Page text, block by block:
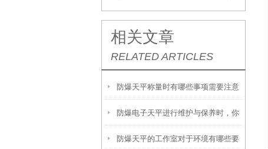
相关文章
RELATED ARTICLES
防爆天平称量时有哪些事项需要注意
呢？
防爆电子天平进行维护与保养时，你
需要注意这几点！
防爆天平的工作室对于环境有哪些要